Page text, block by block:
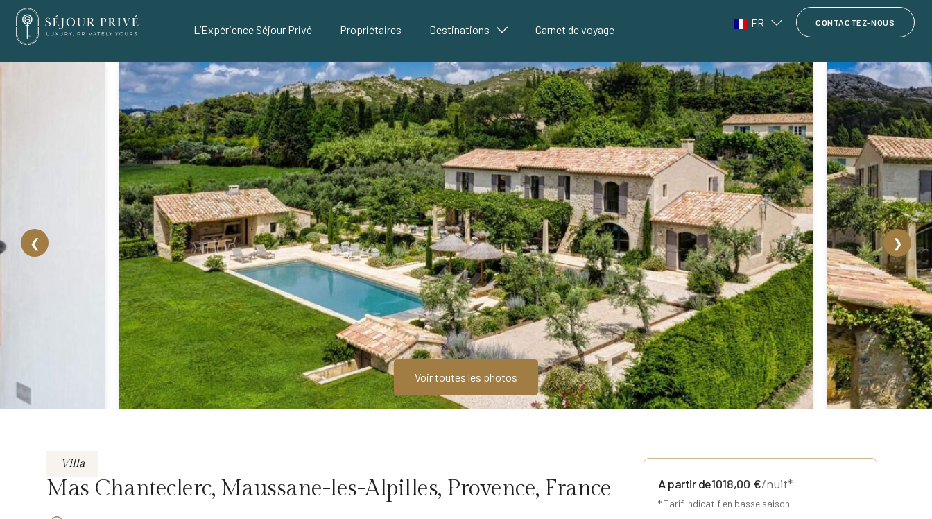
L’Expérience Séjour Privé Propriétaires Destinations Carnet de voyage
FR CONTACTEZ-NOUS
❮ ❯
Voir toutes les photos
Villa
Mas Chanteclerc, Maussane-les-Alpilles, Provence, France A partir de1018,00 €/nuit*
* Tarif indicatif en basse saison.